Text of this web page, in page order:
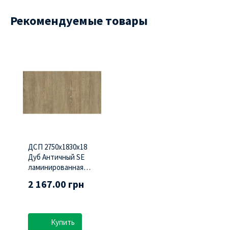
Рекомендуемые товары
ДСП 2750х1830х18
Дуб Античный SE
ламинированная
2 167.00 грн
Купить